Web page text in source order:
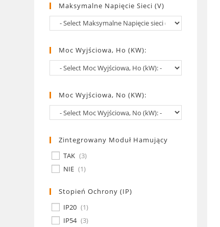
Maksymalne Napięcie Sieci (V)
Moc Wyjściowa, Ho (kW):
Moc Wyjściowa, No (kW):
Zintegrowany Moduł Hamujący
TAK (3)
NIE (1)
Stopień Ochrony (IP)
IP20 (1)
IP54 (3)